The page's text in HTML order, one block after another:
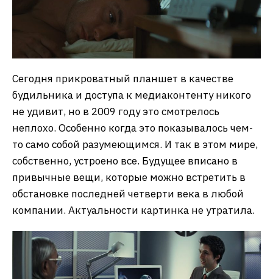
Сегодня прикроватный планшет в качестве
будильника и доступа к медиаконтенту никого
не удивит, но в 2009 году это смотрелось
неплохо. Особенно когда это показывалось чем-
то само собой разумеющимся. И так в этом мире,
собственно, устроено все. Будущее вписано в
привычные вещи, которые можно встретить в
обстановке последней четверти века в любой
компании. Актуальности картинка не утратила.